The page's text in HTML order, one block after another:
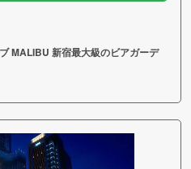
MALIBU 新宿最大級のビアガーデ